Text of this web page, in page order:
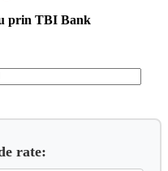
prin TBI Bank
rate: